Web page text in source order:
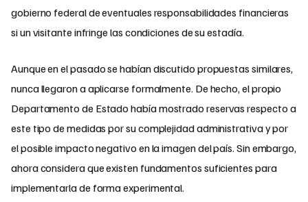
gobierno federal de eventuales responsabilidades financieras
si un visitante infringe las condiciones de su estadía.
Aunque en el pasado se habían discutido propuestas similares,
nunca llegaron a aplicarse formalmente. De hecho, el propio
Departamento de Estado había mostrado reservas respecto a
este tipo de medidas por su complejidad administrativa y por
el posible impacto negativo en la imagen del país. Sin embargo,
ahora considera que existen fundamentos suficientes para
implementarla de forma experimental.